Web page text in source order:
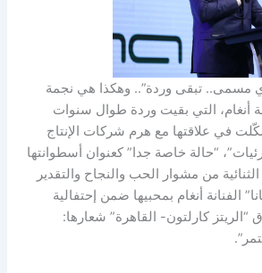
مسمى.. تبقى وردة”.. وهكذا هي نجمة
أنغام، التي بقيت وردة طوال سنوات
في علاقتها مع هرم شركات الإنتاج
“حالة خاصة جدا” كعنوان أسطوانتها
، وبهذه الثنائية من مشوار الحب والنجاح والتقدير
الفنانة أنغام بمحبيها ضمن إحتفالية
كارلتون- القاهرة” شعارها: